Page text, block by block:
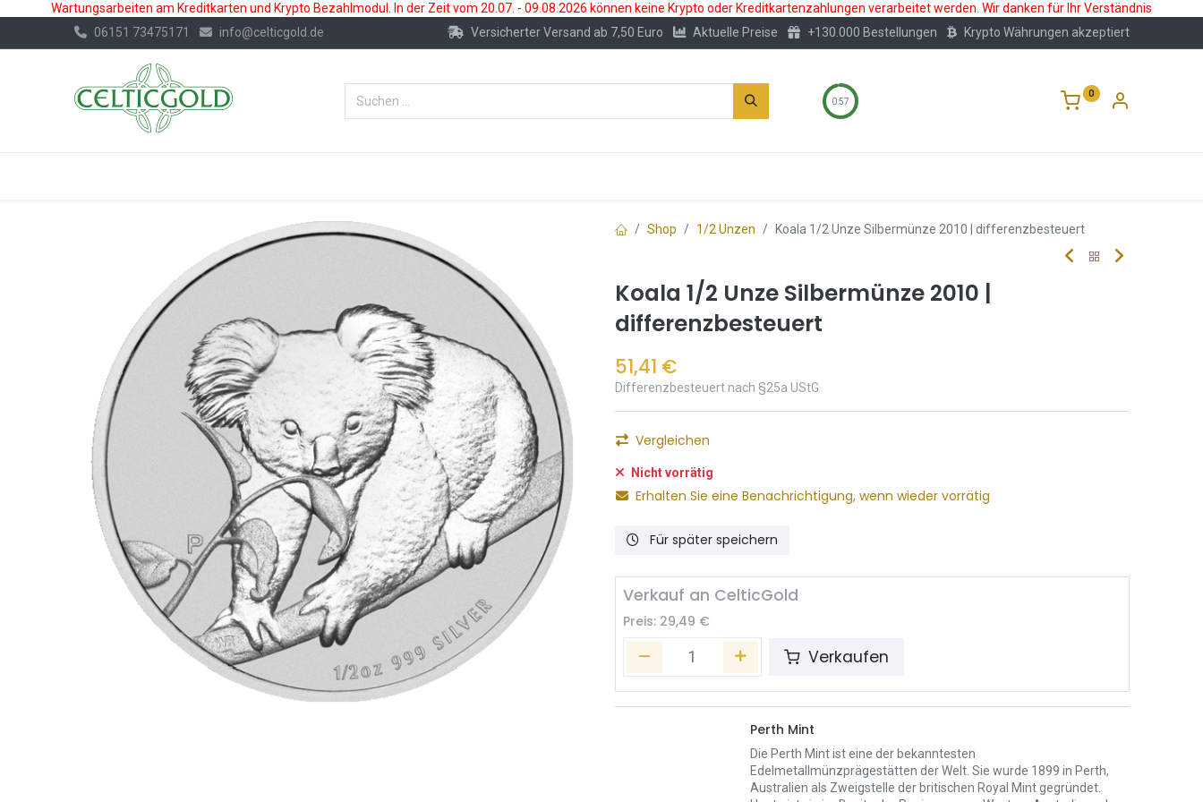
Wartungsarbeiten am Kreditkarten und Krypto Bezahlmodul. In der Zeit vom 20.07. - 09.08.2026 können keine Krypto oder Kreditkartenzahlungen verarbeitet werden. Wir danken für Ihr Verständnis
06151 73475171
info@celticgold.de Versicherter Versand ab 7,50 Euro Aktuelle Preise +130.000 Bestellungen Krypto Währungen akzeptiert
0:56
0
Shop 1/2 Unzen Koala 1/2 Unze Silbermünze 2010 | differenzbesteuert
Koala 1/2 Unze Silbermünze 2010 |
differenzbesteuert
51,41 €
Differenzbesteuert nach §25a UStG
Vergleichen
Nicht vorrätig
Erhalten Sie eine Benachrichtigung, wenn wieder vorrätig
Für später speichern
Verkauf an CelticGold
Preis: 29,49 €
Verkaufen
Perth Mint
Die Perth Mint ist eine der bekanntesten
Edelmetallmünzprägestätten der Welt. Sie wurde 1899 in Perth,
Australien als Zweigstelle der britischen Royal Mint gegründet.